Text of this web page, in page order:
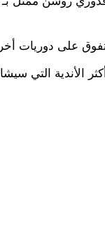
على دوريات